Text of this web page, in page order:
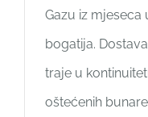
Gazu iz mjeseca
bogatija.
traje u
oštećenih